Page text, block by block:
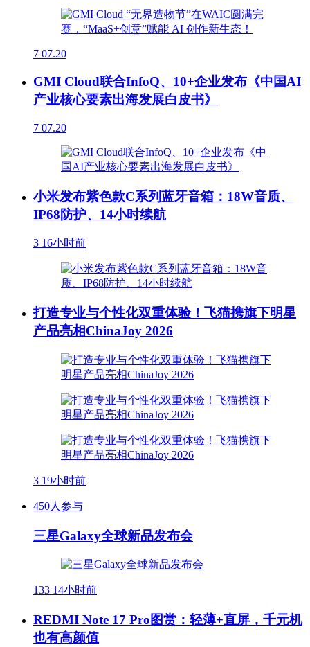
7 07.20
GMI Cloud联合InfoQ、10+企业发布《中国AI
产业核心要素出海发展白皮书》
7 07.20
小米发布紫色款C系列蓝牙音箱：18W音质、
IP68防护、14小时续航
3 16小时前
打造专业与个性化双重体验！飞猫携旗下明星
产品亮相ChinaJoy 2026
3 19小时前
450人参与
三星Galaxy全球新品发布会
133 14小时前
REDMI Note 17 Pro图赏：轻薄+直屏，千元机
也有高颜值